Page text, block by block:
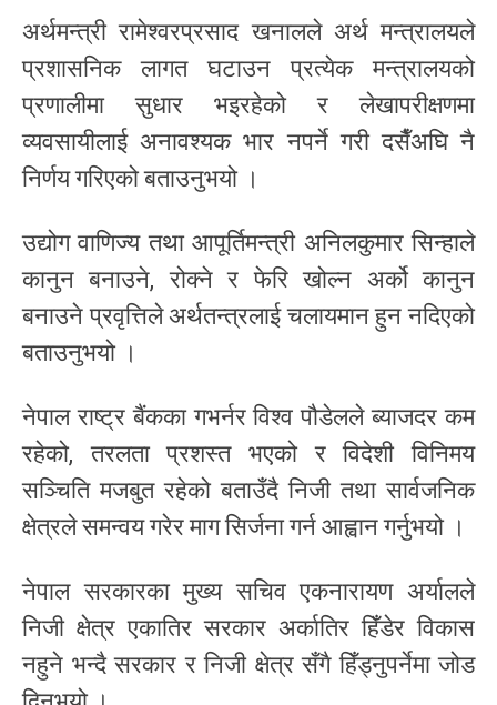
अर्थमन्त्री रामेश्वरप्रसाद खनालले अर्थ मन्त्रालयले
प्रशासनिक लागत घटाउन प्रत्येक मन्त्रालयको
प्रणालीमा सुधार भइरहेको र लेखापरीक्षणमा
व्यवसायीलाई अनावश्यक भार नपर्ने गरी दसैँअघि नै
निर्णय गरिएको बताउनुभयो ।
उद्योग वाणिज्य तथा आपूर्तिमन्त्री अनिलकुमार सिन्हाले
कानुन बनाउने, रोक्ने र फेरि खोल्न अर्को कानुन
बनाउने प्रवृत्तिले अर्थतन्त्रलाई चलायमान हुन नदिएको
बताउनुभयो ।
नेपाल राष्ट्र बैंकका गभर्नर विश्व पौडेलले ब्याजदर कम
रहेको, तरलता प्रशस्त भएको र विदेशी विनिमय
सञ्चिति मजबुत रहेको बताउँदै निजी तथा सार्वजनिक
क्षेत्रले समन्वय गरेर माग सिर्जना गर्न आह्वान गर्नुभयो ।
नेपाल सरकारका मुख्य सचिव एकनारायण अर्यालले
निजी क्षेत्र एकातिर सरकार अर्कातिर हिँडेर विकास
नहुने भन्दै सरकार र निजी क्षेत्र सँगै हिँड्नुपर्नेमा जोड